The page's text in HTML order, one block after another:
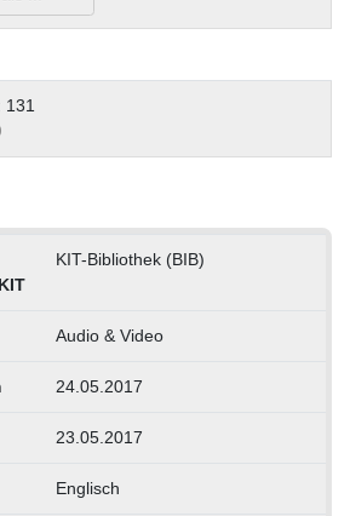
KIT-Bibliothek (BIB)
Audio & Video
24.05.2017
23.05.2017
Englisch